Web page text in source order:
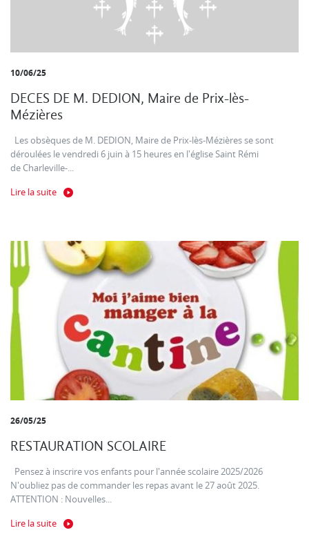
10/06/25
DECES DE M. DEDION, Maire de Prix-lès-
Mézières
Les obsèques de M. DEDION, Maire de Prix-lès-Mézières se sont
déroulées le vendredi 6 juin à 15 heures en l'église Saint Rémi
de Charleville-...
Lire la suite
26/05/25
RESTAURATION SCOLAIRE
Pensez à inscrire vos enfants pour l'année scolaire 2025/2026
N'oubliez pas de commander les repas avant le 27 août 2025.
ATTENTION : Nouvelles...
Lire la suite